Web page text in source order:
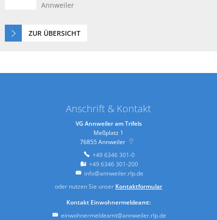
Annweiler
ZUR ÜBERSICHT
Anschrift & Kontakt
VG Annweiler am Trifels
Meßplatz 1
76855Annweiler
+49 6346 301-0
+49 6346 301-200
info@annweiler.rlp.de
oder nutzen Sie unser Kontaktformular
Kontakt Einwohnermeldeamt:
einwohnermeldeamt@annweiler.rlp.de